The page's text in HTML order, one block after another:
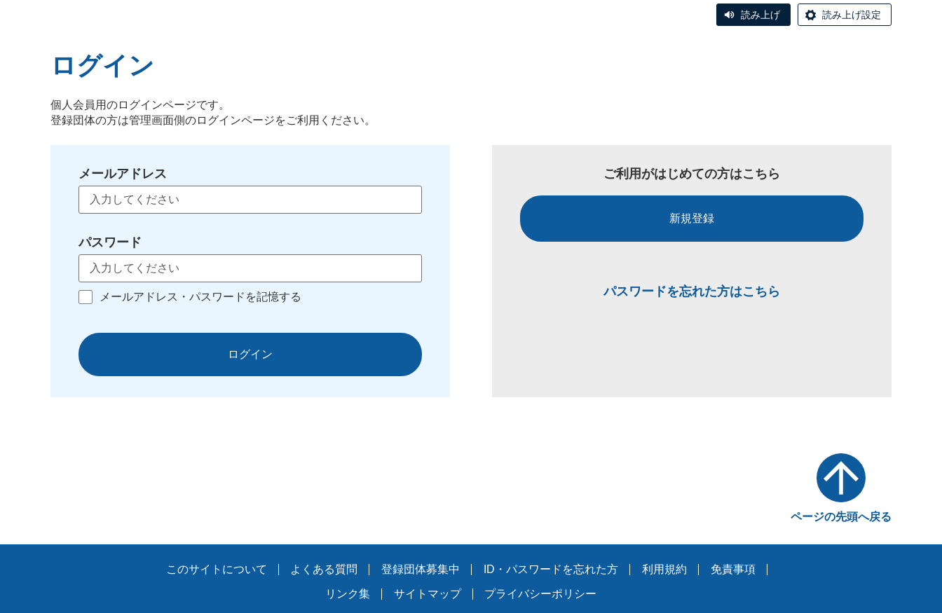
読み上げ 読み上げ設定
ログイン
個人会員用のログインページです。
登録団体の方は管理画面側のログインページをご利用ください。
メールアドレス
パスワード
メールアドレス・パスワードを記憶する
ログイン
ご利用がはじめての方はこちら
新規登録
パスワードを忘れた方はこちら
ページの先頭へ戻る
このサイトについて よくある質問 登録団体募集中 ID・パスワードを忘れた方 利用規約 免責事項
リンク集 サイトマップ プライバシーポリシー